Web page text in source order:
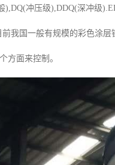
冲压级),DDQ(深冲级
我国一般有规模的彩色涂层
方面来控制。